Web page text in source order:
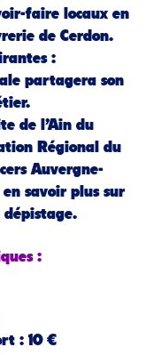
faire locaux en
de Cerdon.
:
partagera son
de l’Ain du
Régional du
Auvergne-
en savoir plus sur
dépistage.
:
: 10 €